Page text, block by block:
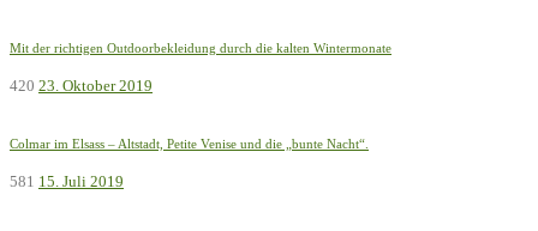
Mit der richtigen Outdoorbekleidung durch die kalten Wintermonate
420 23. Oktober 2019
Colmar im Elsass – Altstadt, Petite Venise und die „bunte Nacht“.
581 15. Juli 2019